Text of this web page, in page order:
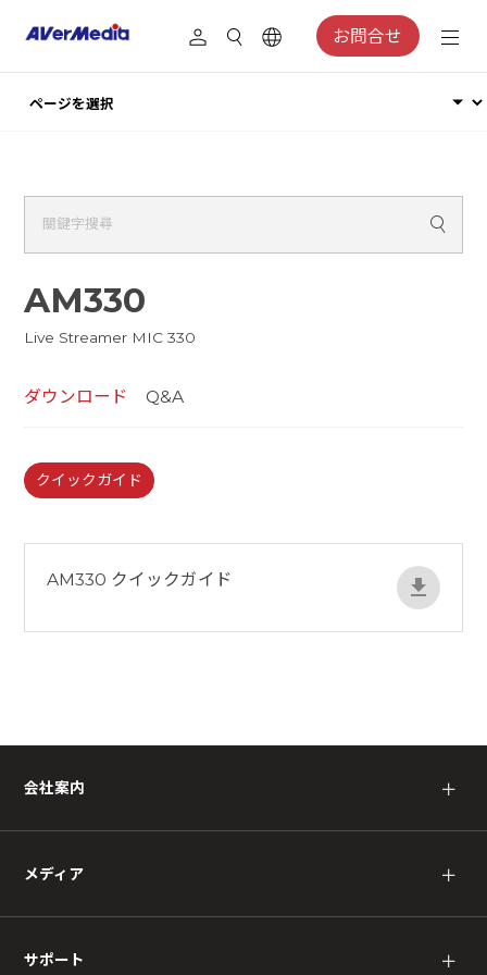
お問合せ
AM330
Live Streamer MIC 330
ダウンロード Q&A
クイックガイド
AM330 クイックガイド
会社案内 ＋
メディア ＋
サポート ＋